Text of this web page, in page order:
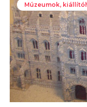
Múzeumok,